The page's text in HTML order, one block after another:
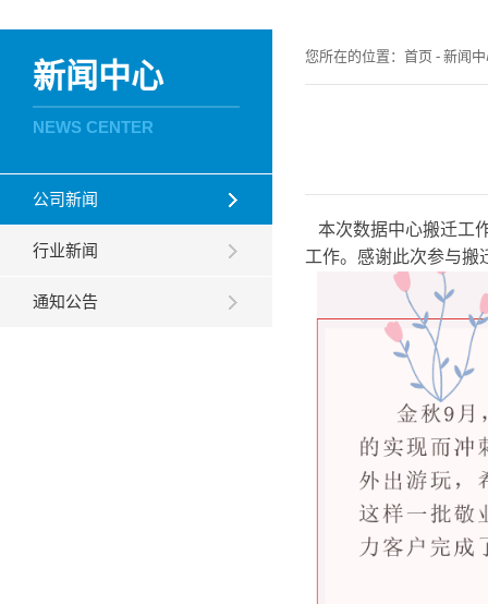
新闻中心
NEWS CENTER
公司新闻
行业新闻
通知公告
您所在的位置： 首页 - 新闻
本次数据中心搬迁工
工作。感谢此次参与搬